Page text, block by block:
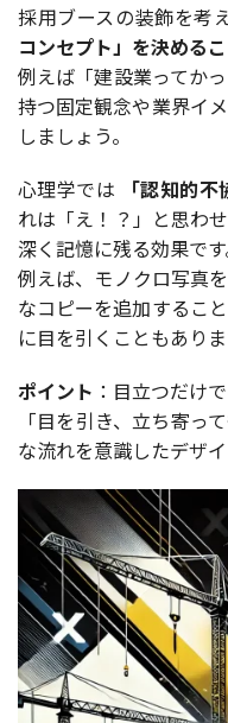
採用ブースの装飾を考
コンセプト」を決める
例えば「建設業ってか
持つ固定観念や業界イ
しましょう。
心理学では
「認知的不
れは「え！？」と思わ
深く記憶に残る効果です
例えば、モノクロ写真
なコピーを追加するこ
に目を引くこともありま
ポイント ：目立つだけ
「目を引き、立ち寄っ
な流れを意識したデザイ